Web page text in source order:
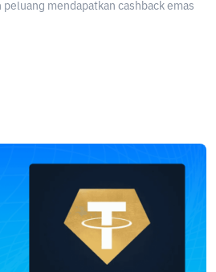
peluang mendapatkan cashback emas